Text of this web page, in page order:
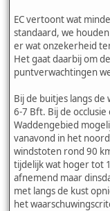
EC vertoont wat
standaard, we
er wat onzekerheid
Het gaat daarbij om
puntverwachtingen
Bij de buitjes langs
6-7 Bft. Bij de
Waddengebied
vanavond in het
windstoten rond 90
tijdelijk wat hoger tot
afnemend maar
met langs de kust
het